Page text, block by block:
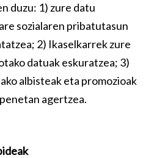
duzu: 1) zure datu
sozialaren pribatutasun
2) Ikaselkarrek zure
datuak eskuratzea; 3)
albisteak eta promozioak
agertzea.